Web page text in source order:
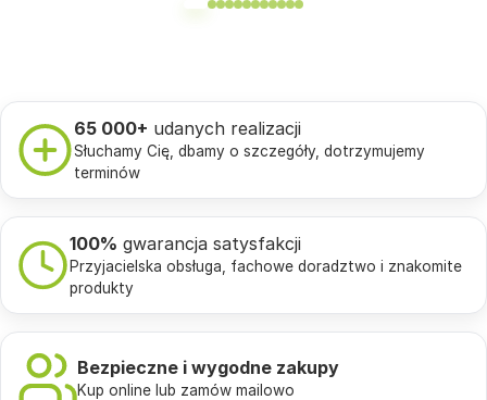
65 000+ udanych realizacji
Słuchamy Cię, dbamy o szczegóły, dotrzymujemy
terminów
100% gwarancja satysfakcji
Przyjacielska obsługa, fachowe doradztwo i znakomite
produkty
Bezpieczne i wygodne zakupy
Kup online lub zamów mailowo